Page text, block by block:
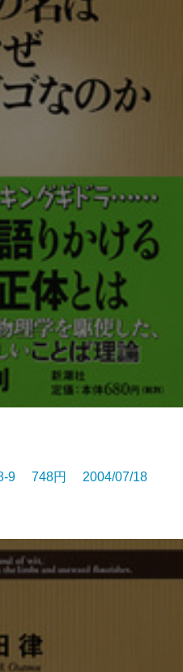
9 748円 2004/07/18